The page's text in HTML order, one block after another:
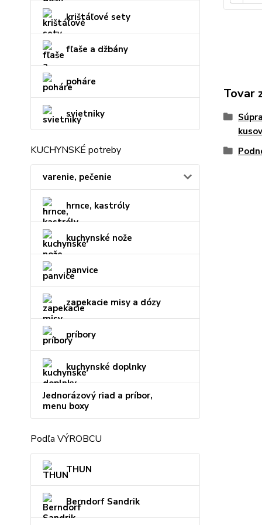
krištáľové sety
fľaše a džbány
poháre
svietniky
KUCHYNSKÉ potreby
varenie, pečenie
hrnce, kastróly
kuchynské nože
panvice
zapekacie misy a dózy
príbory
kuchynské doplnky
Jednorázový riad a príbor,
menu boxy
Podľa VÝROBCU
THUN
Berndorf Sandrik
Tovar